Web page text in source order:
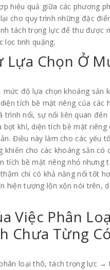
hiệu quả giữa các phương
cho quy trình những đặc
tách trọng lực để thu được
lọc tinh quặng.
Chọn Ở
độ lựa chọn khoáng sản
tích bề mặt riêng của
trình nổi, sự nổi liên quan
bọt khí, diện tích bề mặt
Điều này làm cho các yếu
khiến cho các khoáng sản
tích bề mặt riêng nhỏ
chí có khả năng nổi tốt
hiện tượng lộn xộn nói trên,
Việc Phân
Chưa Từng
loại thô, tách trọng lực